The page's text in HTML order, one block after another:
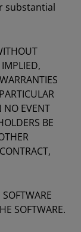
substantial
NO EVENT
BE
SOFTWARE.